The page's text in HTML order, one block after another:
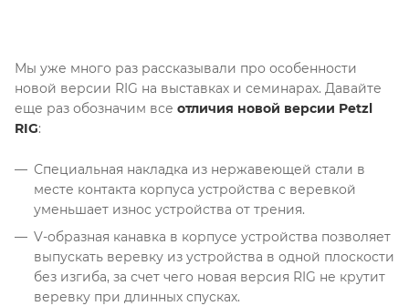
Мы уже много раз рассказывали про особенности
новой версии RIG на выставках и семинарах. Давайте
еще раз обозначим все отличия новой версии Petzl
RIG:
Специальная накладка из нержавеющей стали в
месте контакта корпуса устройства с веревкой
уменьшает износ устройства от трения.
V-образная канавка в корпусе устройства позволяет
выпускать веревку из устройства в одной плоскости
без изгиба, за счет чего новая версия RIG не крутит
веревку при длинных спусках.